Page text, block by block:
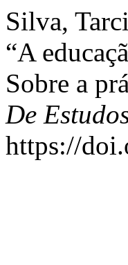
Silva,
“A
Sobre a
De
https://